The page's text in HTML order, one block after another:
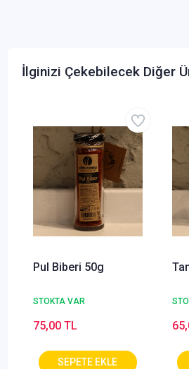
İlginizi Çekebilecek Diğer
Pul Biberi 50g
STOKTA VAR
75,00 TL